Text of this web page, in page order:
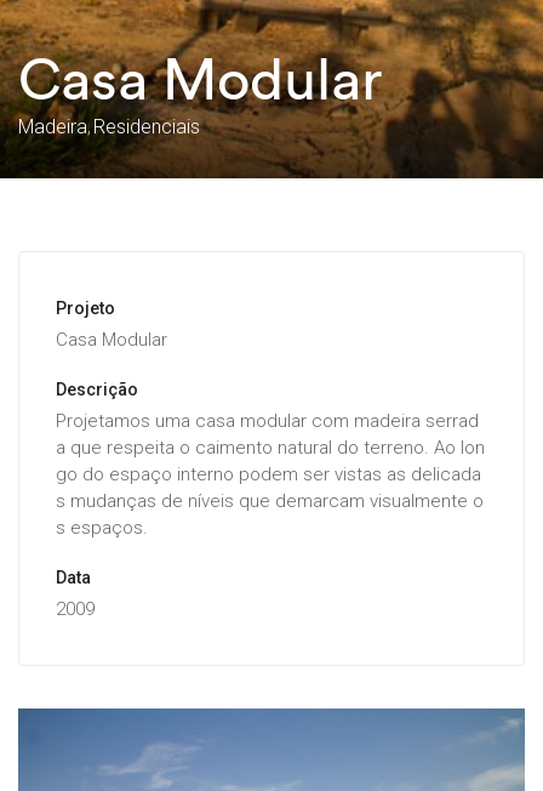
Casa Modular
Madeira Residenciais
Projeto
Casa Modular
Descrição
Projetamos uma casa modular com madeira serrad
a que respeita o caimento natural do terreno. Ao lon
go do espaço interno podem ser vistas as delicada
s mudanças de níveis que demarcam visualmente o
s espaços.
Data
2009